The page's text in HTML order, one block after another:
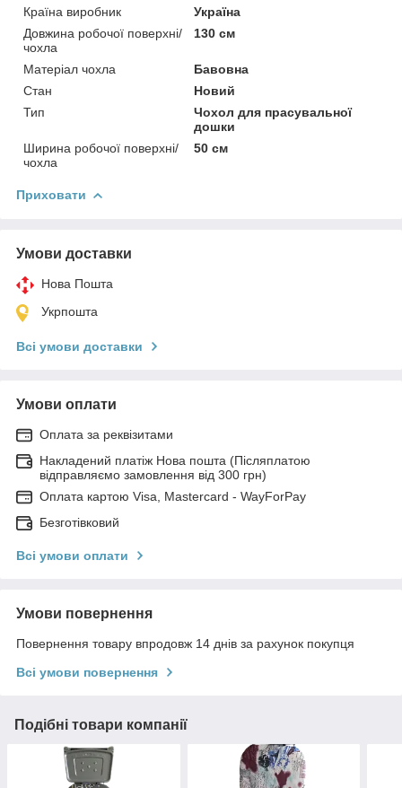
Країна виробник
Україна
Довжина робочої поверхні/
чохла
130 см
Матеріал чохла
Бавовна
Стан
Новий
Тип
Чохол для прасувальної
дошки
Ширина робочої поверхні/
чохла
50 см
Приховати
Умови доставки
Нова Пошта
Укрпошта
Всі умови доставки
Умови оплати
Оплата за реквізитами
Накладений платіж Нова пошта (Післяплатою
відправляємо замовлення від 300 грн)
Оплата картою Visa, Mastercard - WayForPay
Безготівковий
Всі умови оплати
Умови повернення
Повернення товару впродовж 14 днів за рахунок покупця
Всі умови повернення
Подібні товари компанії